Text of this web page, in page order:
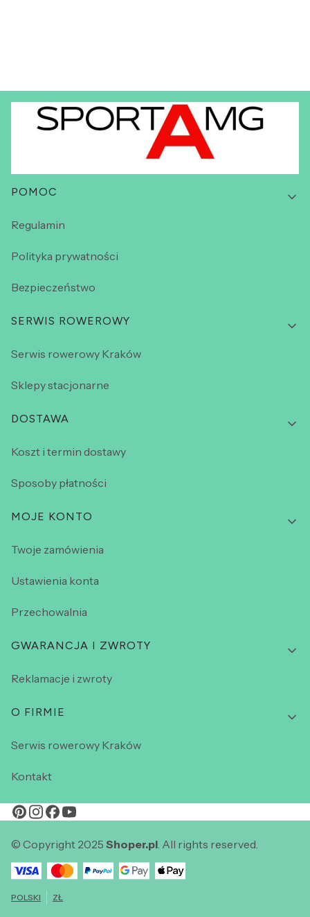
Linki w stopce
POMOC
Regulamin
Polityka prywatności
Bezpieczeństwo
SERWIS ROWEROWY
Serwis rowerowy Kraków
Sklepy stacjonarne
DOSTAWA
Koszt i termin dostawy
Sposoby płatności
MOJE KONTO
Twoje zamówienia
Ustawienia konta
Przechowalnia
GWARANCJA I ZWROTY
Reklamacje i zwroty
O FIRMIE
Serwis rowerowy Kraków
Kontakt
© Copyright 2025 Shoper.pl . All rights reserved.
POLSKI ZŁ